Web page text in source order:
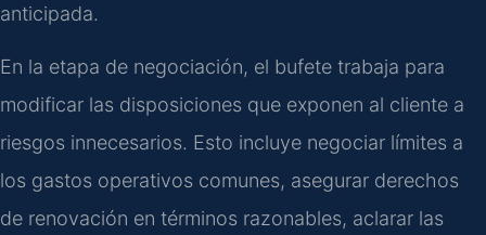
anticipada.
En la etapa de negociación, el bufete trabaja para
modificar las disposiciones que exponen al cliente a
riesgos innecesarios. Esto incluye negociar límites a
los gastos operativos comunes, asegurar derechos
de renovación en términos razonables, aclarar las